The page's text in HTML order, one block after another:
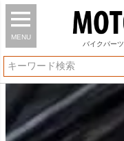
MENU
バイク パーツ